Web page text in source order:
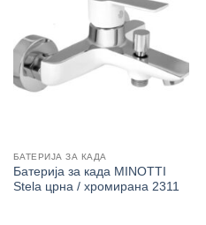
БАТЕРИЈА ЗА КАДА
Батерија за када MINOTTI
Stela црна / хромирана 2311